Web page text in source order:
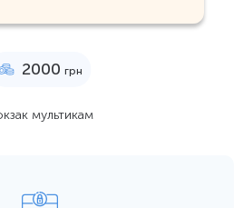
2000 грн
мультикам